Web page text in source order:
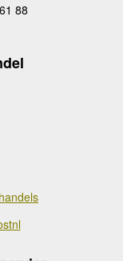
88